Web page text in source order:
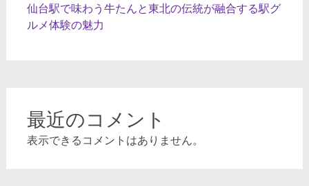
仙台駅で味わう牛たんと東北の伝統が融合する駅グ
ルメ体験の魅力
最近のコメント
表示できるコメントはありません。